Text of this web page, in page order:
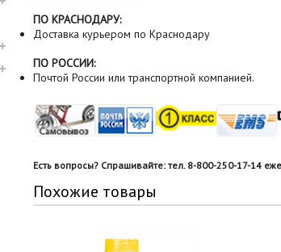
ПО КРАСНОДАРУ:
Доставка курьером по Краснодару
ПО РОССИИ:
Почтой России или транспортной компанией.
Есть вопросы? Спрашивайте: тел. 8-800-250-17-14
Похожие товары